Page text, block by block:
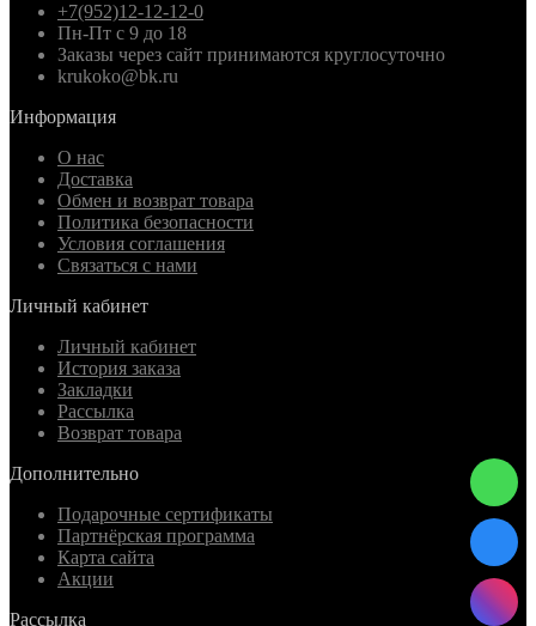
+7(952)12-12-12-0
Пн-Пт с 9 до 18
Заказы через сайт принимаются круглосуточно
krukoko@bk.ru
Информация
О нас
Доставка
Обмен и возврат товара
Политика безопасности
Условия соглашения
Связаться с нами
Личный кабинет
Личный кабинет
История заказа
Закладки
Рассылка
Возврат товара
Дополнительно
Подарочные сертификаты
Партнёрская программа
Карта сайта
Акции
Рассылка